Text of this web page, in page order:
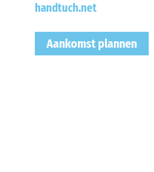
handtuch.net
Aankomst plannen